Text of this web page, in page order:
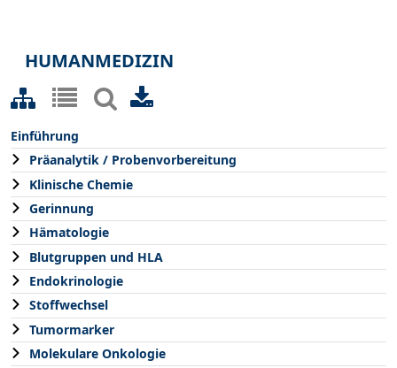
HUMANMEDIZIN
Einführung
Präanalytik / Probenvorbereitung
Klinische Chemie
Gerinnung
Hämatologie
Blutgruppen und HLA
Endokrinologie
Stoffwechsel
Tumormarker
Molekulare Onkologie